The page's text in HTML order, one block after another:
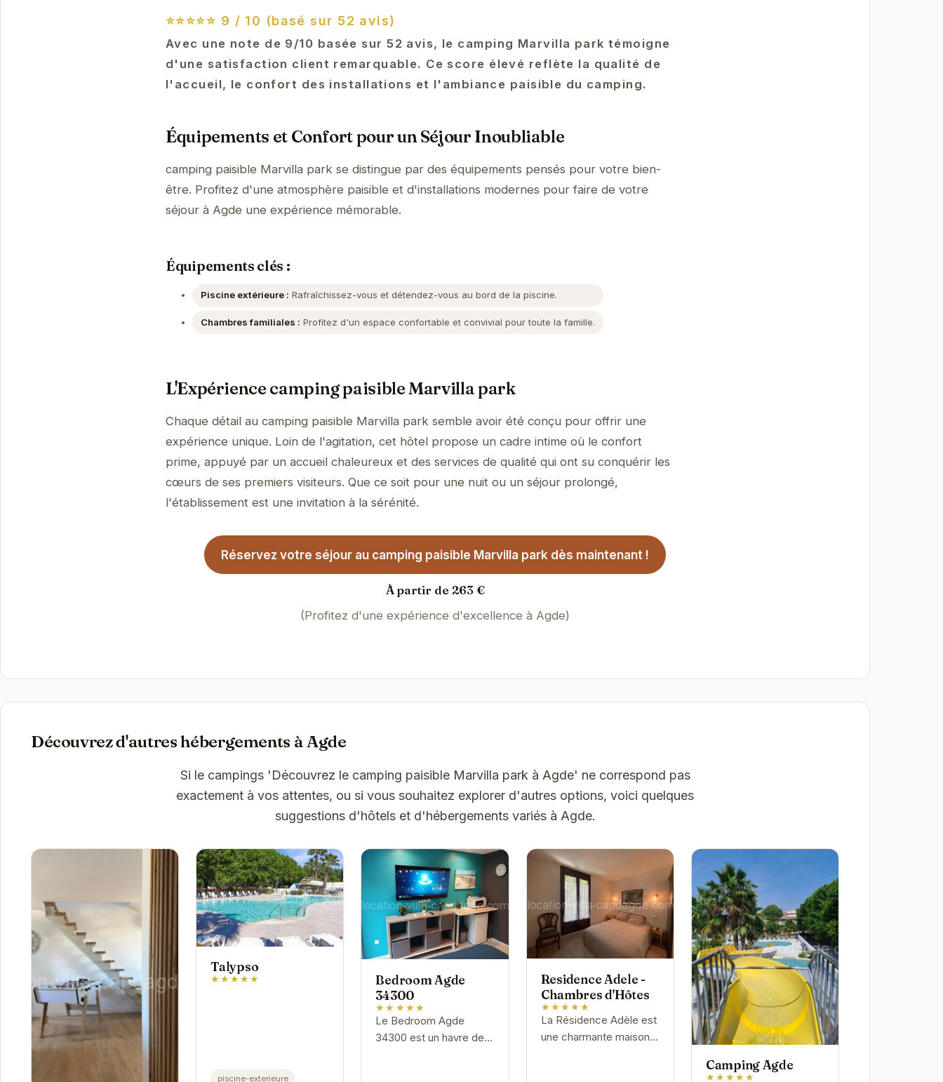
⭐⭐⭐⭐⭐ 9 / 10 (basé sur 52 avis)
Avec une note de 9/10 basée sur 52 avis, le camping Marvilla park témoigne
d'une satisfaction client remarquable. Ce score élevé reflète la qualité de
l'accueil, le confort des installations et l'ambiance paisible du camping.
Équipements et Confort pour un Séjour Inoubliable
camping paisible Marvilla park se distingue par des équipements pensés pour votre bien-
être. Profitez d'une atmosphère paisible et d'installations modernes pour faire de votre
séjour à Agde une expérience mémorable.
Équipements clés :
Piscine extérieure : Rafraîchissez-vous et détendez-vous au bord de la piscine.
Chambres familiales : Profitez d'un espace confortable et convivial pour toute la famille.
L'Expérience camping paisible Marvilla park
Chaque détail au camping paisible Marvilla park semble avoir été conçu pour offrir une
expérience unique. Loin de l'agitation, cet hôtel propose un cadre intime où le confort
prime, appuyé par un accueil chaleureux et des services de qualité qui ont su conquérir les
cœurs de ses premiers visiteurs. Que ce soit pour une nuit ou un séjour prolongé,
l'établissement est une invitation à la sérénité.
Réservez votre séjour au camping paisible Marvilla park dès maintenant !
À partir de 263 €
(Profitez d'une expérience d'excellence à Agde)
Découvrez d'autres hébergements à Agde
Si le campings 'Découvrez le camping paisible Marvilla park à Agde' ne correspond pas
exactement à vos attentes, ou si vous souhaitez explorer d'autres options, voici quelques
suggestions d'hôtels et d'hébergements variés à Agde.
Talypso
★★★★★
piscine-exterieure
Bedroom Agde
34300
★★★★★
Le Bedroom Agde
34300 est un havre de
Residence Adele -
Chambres d'Hôtes
★★★★★
La Résidence Adèle est
une charmante maison
Camping Agde
★★★★★